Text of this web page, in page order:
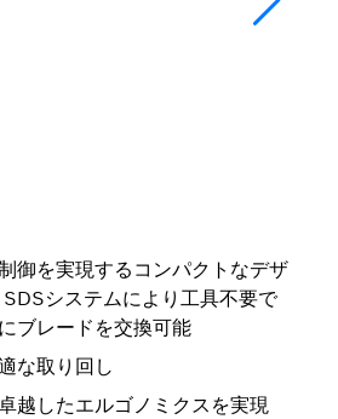
御を実現するコンパクトなデザ
システムにより工具不要で
ブレードを交換可能
な取り回し
越したエルゴノミクスを実現